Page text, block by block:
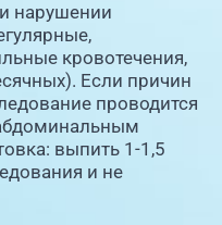
нарушении
кровотечения,
Если причин
проводится
выпить 1-1,5
и не